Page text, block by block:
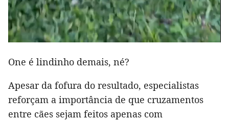
One é lindinho demais, né?
Apesar da fofura do resultado, especialistas
reforçam a importância de que cruzamentos
entre cães sejam feitos apenas com